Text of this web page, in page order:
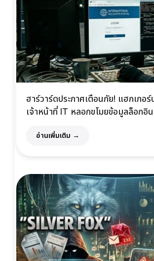
ฮาร์วาร์ดประกาศเตือนภัย! แฮกเกอ
เจ้าหน้าที่ IT หลอกขโมยข้อมูลล็อกอิน
อ่านเพิ่มเติม →